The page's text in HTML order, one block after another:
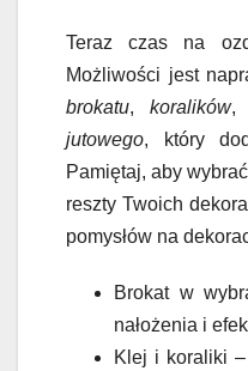
Teraz czas na
Możliwości jest
brokatu, koralików
jutowego, który
Pamiętaj, aby
reszty Twoich
pomysłów na
Brokat w
nałożenia i
Klej i koraliki